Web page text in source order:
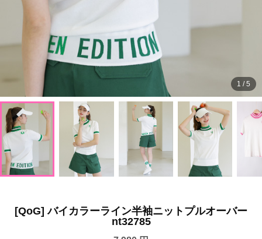
1 /5
[QoG] バイカラーライン半袖ニットプルオーバー
nt32785